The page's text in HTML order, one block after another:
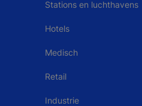
Stations en luchthavens
Hotels
Medisch
Retail
Industrie